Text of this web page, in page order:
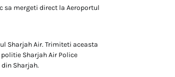
sa mergeti direct la Aeroportul
Sharjah Air. Trimiteti aceasta
Sharjah Air Police
Sharjah.